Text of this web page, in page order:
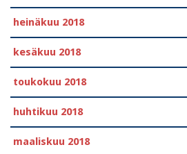
heinäkuu 2018
kesäkuu 2018
toukokuu 2018
huhtikuu 2018
maaliskuu 2018